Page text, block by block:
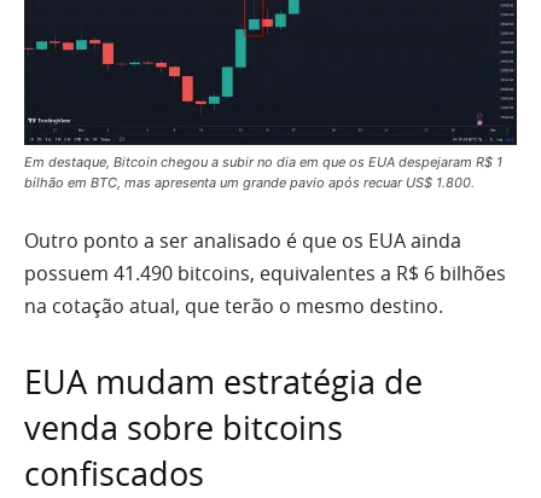
Em destaque, Bitcoin chegou a subir no dia em que os EUA despejaram R$ 1
bilhão em BTC, mas apresenta um grande pavio após recuar US$ 1.800.
Outro ponto a ser analisado é que os EUA ainda
possuem 41.490 bitcoins, equivalentes a R$ 6 bilhões
na cotação atual, que terão o mesmo destino.
EUA mudam estratégia de
venda sobre bitcoins
confiscados